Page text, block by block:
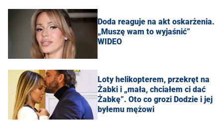
Doda reaguje na akt oskarżenia.
„Muszę wam to wyjaśnić”
WIDEO
Loty helikopterem, przekręt na
Żabki i „mała, chciałem ci dać
Żabkę”. Oto co grozi Dodzie i jej
byłemu mężowi